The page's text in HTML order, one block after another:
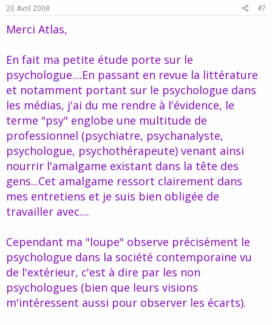
20 Avril 2008 #7
Merci Atlas,
En fait ma petite étude porte sur le
psychologue....En passant en revue la littérature
et notamment portant sur le psychologue dans
les médias, j'ai du me rendre à l'évidence, le
terme "psy" englobe une multitude de
professionnel (psychiatre, psychanalyste,
psychologue, psychothérapeute) venant ainsi
nourrir l'amalgame existant dans la tête des
gens...Cet amalgame ressort clairement dans
mes entretiens et je suis bien obligée de
travailler avec....
Cependant ma "loupe" observe précisément le
psychologue dans la société contemporaine vu
de l'extérieur, c'est à dire par les non
psychologues (bien que leurs visions
m'intéressent aussi pour observer les écarts).